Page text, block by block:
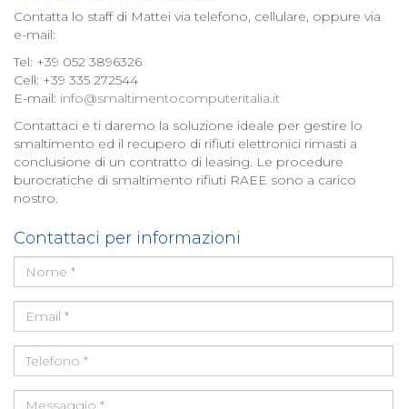
Contatta lo staff di Mattei via telefono, cellulare, oppure via
e-mail:
Tel: +39 052 3896326
Cell: +39 335 272544
E-mail: info@smaltimentocomputeritalia.it
Contattaci e ti daremo la soluzione ideale per gestire lo
smaltimento ed il recupero di rifiuti elettronici rimasti a
conclusione di un contratto di leasing. Le procedure
burocratiche di smaltimento rifiuti RAEE sono a carico
nostro.
Contattaci per informazioni